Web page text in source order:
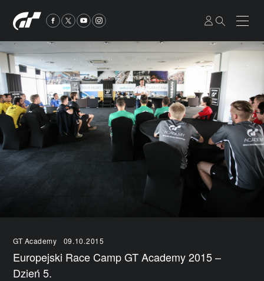
GT Academy 09.10.2015
Europejski Race Camp GT Academy 2015 –
Dzień 5.